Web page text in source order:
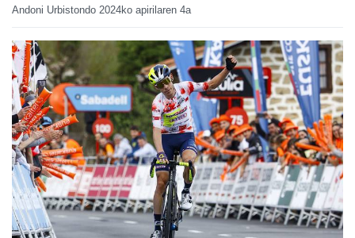
Andoni Urbistondo 2024ko apirilaren 4a